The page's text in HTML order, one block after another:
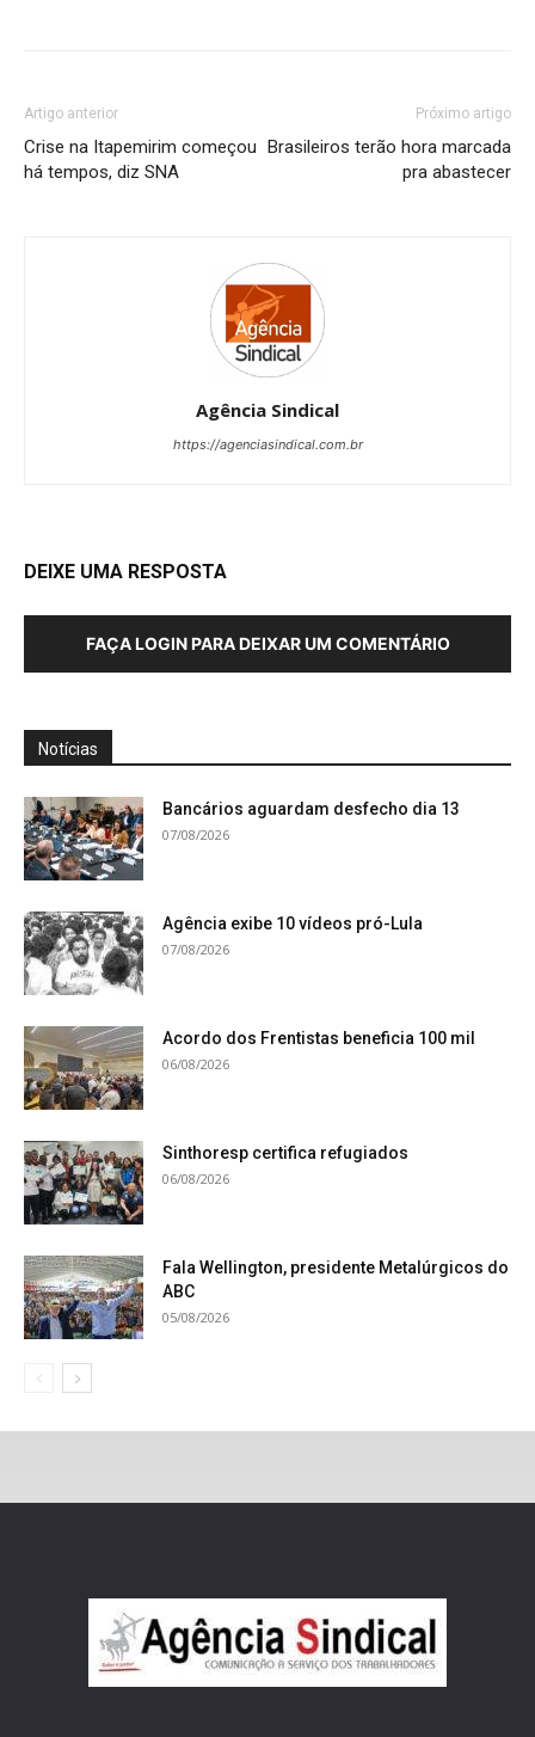
Artigo anterior
Crise na Itapemirim começou
há tempos, diz SNA
Próximo artigo
Brasileiros terão hora marcada
pra abastecer
Agência Sindical
https://agenciasindical.com.br
DEIXE UMA RESPOSTA
FAÇA LOGIN PARA DEIXAR UM COMENTÁRIO
Notícias
Bancários aguardam desfecho dia 13
07/08/2026
Agência exibe 10 vídeos pró-Lula
07/08/2026
Acordo dos Frentistas beneficia 100 mil
06/08/2026
Sinthoresp certifica refugiados
06/08/2026
Fala Wellington, presidente Metalúrgicos do
ABC
05/08/2026